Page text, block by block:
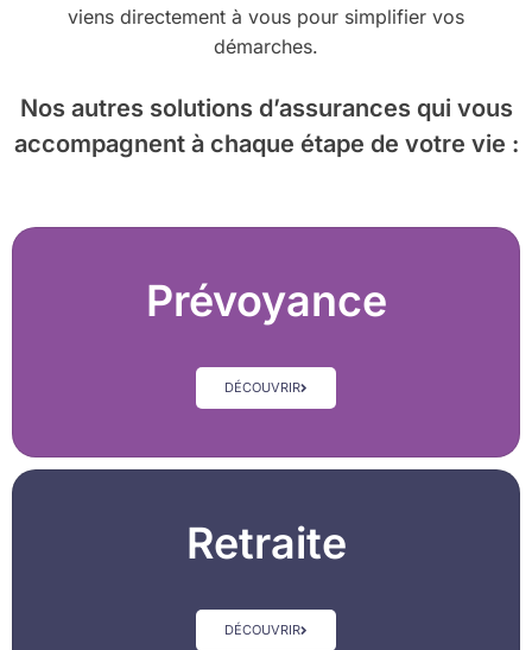
viens directement à vous pour simplifier vos
démarches.
Nos autres solutions d’assurances qui vous
accompagnent à chaque étape de votre vie :
Prévoyance
DÉCOUVRIR
Retraite
DÉCOUVRIR